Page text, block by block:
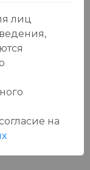
отзыв
первым, кто
лиц
на